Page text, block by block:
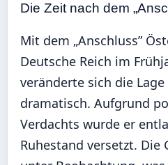
Die Zeit nach dem
Mit dem „Anschluss”
Deutsche Reich im
veränderte sich die
dramatisch. Aufgrund
Verdachts wurde er
Ruhestand versetzt. Die